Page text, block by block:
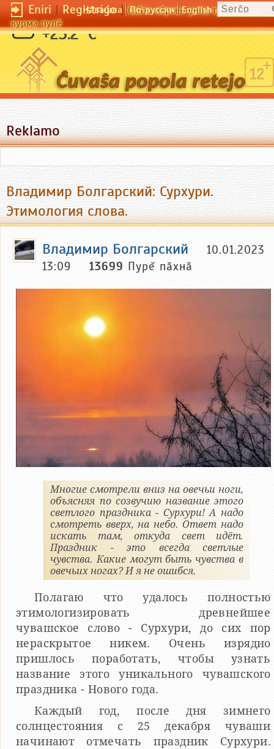
Eniri|Registriĝo|Сайта кӗрсен унпа туллин усӑ
курма пулӗ
Чӑвашла По-русски English
+25.2 °C
Reklamo
Владимир Болгарский: Сурхури.
Этимология слова.
Владимир Болгарский
10.01.2023
13:09
13699 Пурĕ пăхнă
Многие смотрели вниз на овечьи ноги,
объясняя по созвучию название этого
светлого праздника - Сурхури! А надо
смотреть вверх, на небо. Ответ надо
искать там, откуда свет идёт.
Праздник - это всегда светлые
чувства. Какие могут быть чувства в
овечьих ногах? И я не ошибся.
Полагаю что удалось полностью
этимологизировать древнейшее
чувашское слово - Сурхури, до сих пор
нераскрытое никем. Очень изрядно
пришлось поработать, чтобы узнать
название этого уникального чувашского
праздника - Нового года.
Каждый год, после дня зимнего
солнцестояния с 25 декабря чуваши
начинают отмечать праздник Сурхури.